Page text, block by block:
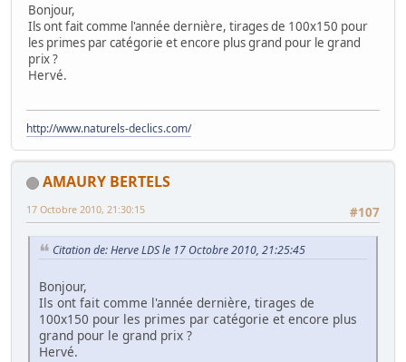
Bonjour,
Ils ont fait comme l'année dernière, tirages de 100x150 pour
les primes par catégorie et encore plus grand pour le grand
prix ?
Hervé.
http://www.naturels-declics.com/
AMAURY BERTELS
#107
17 Octobre 2010, 21:30:15
Citation de: Herve LDS le 17 Octobre 2010, 21:25:45
Bonjour,
Ils ont fait comme l'année dernière, tirages de
100x150 pour les primes par catégorie et encore plus
grand pour le grand prix ?
Hervé.